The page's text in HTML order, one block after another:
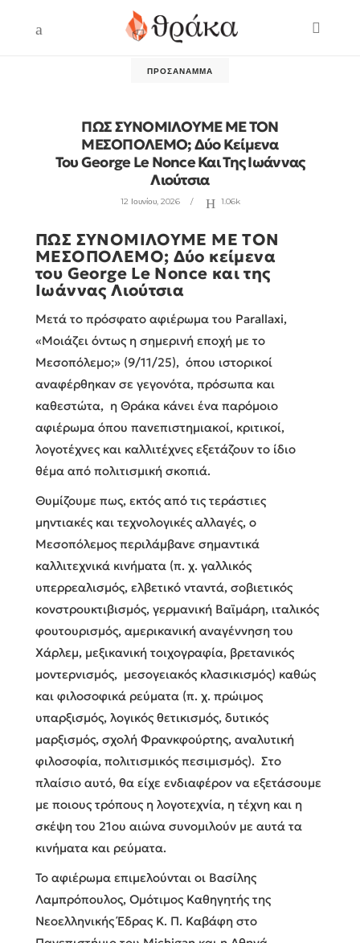
ΠΡΟΣΆΝΑΜΜΑ
ΠΩΣ ΣΥΝΟΜΙΛΟΥΜΕ ΜΕ ΤΟΝ
ΜΕΣΟΠΟΛΕΜΟ; Δύο Κείμενα
Του George Le Nonce Και Της Ιωάννας
Λιούτσια
12 Ιουνίου, 2026 1.06k
ΠΩΣ ΣΥΝΟΜΙΛΟΥΜΕ ΜΕ ΤΟΝ
ΜΕΣΟΠΟΛΕΜΟ; Δύο κείμενα
του George Le Nonce και της
Ιωάννας Λιούτσια
Μετά το πρόσφατο αφιέρωμα του Parallaxi,
«Μοιάζει όντως η σημερινή εποχή με το
Μεσοπόλεμο;» (9/11/25), όπου ιστορικοί
αναφέρθηκαν σε γεγονότα, πρόσωπα και
καθεστώτα, η Θράκα κάνει ένα παρόμοιο
αφιέρωμα όπου πανεπιστημιακοί, κριτικοί,
λογοτέχνες και καλλιτέχνες εξετάζουν το ίδιο
θέμα από πολιτισμική σκοπιά.
Θυμίζουμε πως, εκτός από τις τεράστιες
μηντιακές και τεχνολογικές αλλαγές, ο
Μεσοπόλεμος περιλάμβανε σημαντικά
καλλιτεχνικά κινήματα (π. χ. γαλλικός
υπερρεαλισμός, ελβετικό νταντά, σοβιετικός
κονστρουκτιβισμός, γερμανική Βαϊμάρη, ιταλικός
φουτουρισμός, αμερικανική αναγέννηση του
Χάρλεμ, μεξικανική τοιχογραφία, βρετανικός
μοντερνισμός, μεσογειακός κλασικισμός) καθώς
και φιλοσοφικά ρεύματα (π. χ. πρώιμος
υπαρξισμός, λογικός θετικισμός, δυτικός
μαρξισμός, σχολή Φρανκφούρτης, αναλυτική
φιλοσοφία, πολιτισμικός πεσιμισμός). Στο
πλαίσιο αυτό, θα είχε ενδιαφέρον να εξετάσουμε
με ποιους τρόπους η λογοτεχνία, η τέχνη και η
σκέψη του 21ου αιώνα συνομιλούν με αυτά τα
κινήματα και ρεύματα.
Το αφιέρωμα επιμελούνται οι Βασίλης
Λαμπρόπουλος, Ομότιμος Καθηγητής της
Νεοελληνικής Έδρας Κ. Π. Καβάφη στο